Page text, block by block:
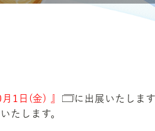
1日(金) 』
に出展いたしま
たします。